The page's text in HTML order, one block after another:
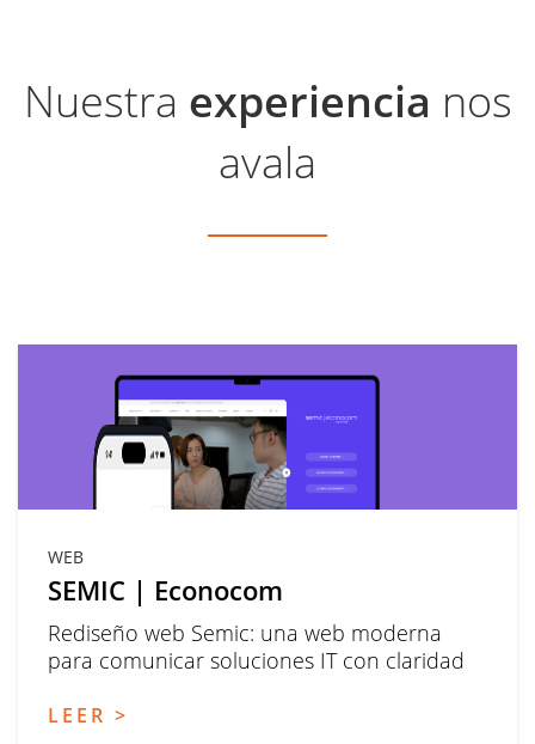
Nuestra experiencia nos
avala
WEB
SEMIC | Econocom
Rediseño web Semic: una web moderna
para comunicar soluciones IT con claridad
LEER >